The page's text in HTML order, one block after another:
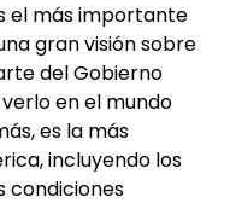
el más importante
gran visión sobre
del Gobierno
en el mundo
es la más
incluyendo los
condiciones